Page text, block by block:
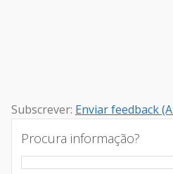
Subscrever: Enviar feedback
Procura informação?